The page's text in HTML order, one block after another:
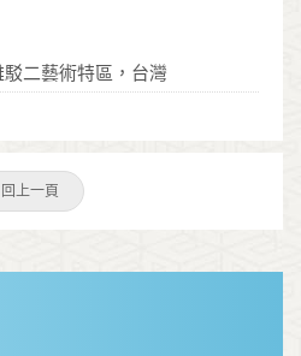
二藝術特區，台灣
回上一頁